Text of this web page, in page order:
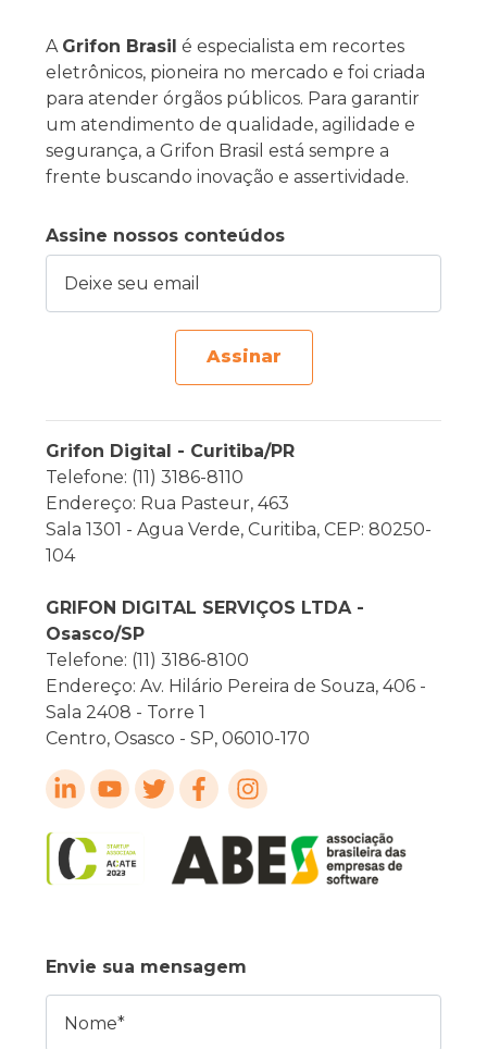
A Grifon Brasil é especialista em recortes
eletrônicos, pioneira no mercado e foi criada
para atender órgãos públicos. Para garantir
um atendimento de qualidade, agilidade e
segurança, a Grifon Brasil está sempre a
frente buscando inovação e assertividade.
Assine nossos conteúdos
Assinar
Grifon Digital - Curitiba/PR
Telefone: (11) 3186-8110
Endereço: Rua Pasteur, 463
Sala 1301 - Agua Verde, Curitiba, CEP: 80250-
104
GRIFON DIGITAL SERVIÇOS LTDA -
Osasco/SP
Telefone: (11) 3186-8100
Endereço: Av. Hilário Pereira de Souza, 406 -
Sala 2408 - Torre 1
Centro, Osasco - SP, 06010-170
Envie sua mensagem